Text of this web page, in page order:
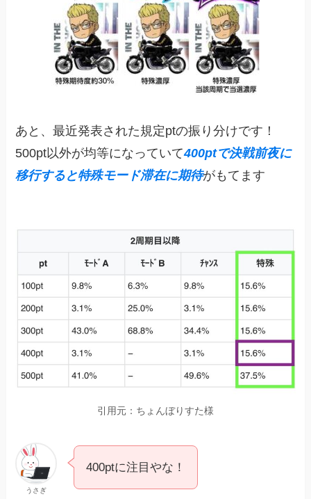
あと、最近発表された規定ptの振り分けです！
500pt以外が均等になっていて400ptで決戦前夜に
移行すると特殊モード滞在に期待がもてます
引用元：ちょんぼりすた様
うさぎ
400ptに注目やな！